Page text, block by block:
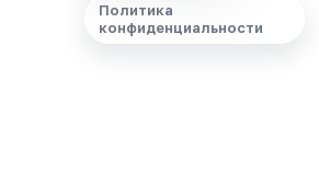
Политика
конфиденциальности